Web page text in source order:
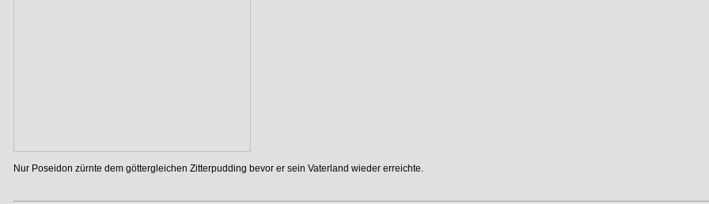
Nur Poseidon zürnte dem göttergleichen Zitterpudding bevor er sein Vaterland wieder erreichte.